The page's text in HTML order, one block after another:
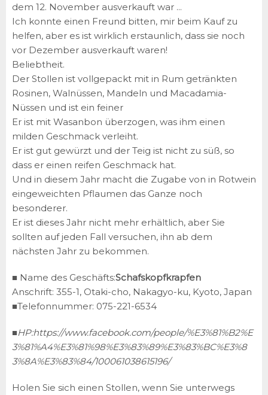
dem 12. November ausverkauft war ...
Ich konnte einen Freund bitten, mir beim Kauf zu
helfen, aber es ist wirklich erstaunlich, dass sie noch
vor Dezember ausverkauft waren!
Beliebtheit.
Der Stollen ist vollgepackt mit in Rum getränkten
Rosinen, Walnüssen, Mandeln und Macadamia-
Nüssen und ist ein feiner
Er ist mit Wasanbon überzogen, was ihm einen
milden Geschmack verleiht.
Er ist gut gewürzt und der Teig ist nicht zu süß, so
dass er einen reifen Geschmack hat.
Und in diesem Jahr macht die Zugabe von in Rotwein
eingeweichten Pflaumen das Ganze noch
besonderer.
Er ist dieses Jahr nicht mehr erhältlich, aber Sie
sollten auf jeden Fall versuchen, ihn ab dem
nächsten Jahr zu bekommen.
■ Name des Geschäfts:Schafskopfkrapfen
Anschrift: 355-1, Otaki-cho, Nakagyo-ku, Kyoto, Japan
■Telefonnummer: 075-221-6534
■HP:https://www.facebook.com/people/%E3%81%B2%E
3%81%A4%E3%81%98%E3%83%89%E3%83%BC%E3%8
3%8A%E3%83%84/100061038615196/
Holen Sie sich einen Stollen, wenn Sie unterwegs